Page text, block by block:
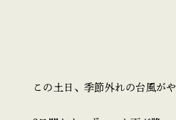
この土日、季節外れの台風が